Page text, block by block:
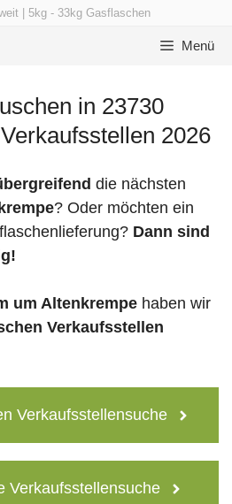
| 5kg - 33kg Gasflaschen
Menü
in 23730
2026
die nächsten
? Oder möchten ein
Dann sind
um Altenkrempe haben wir
Verkaufsstellen
Verkaufsstellensuche
Verkaufsstellensuche